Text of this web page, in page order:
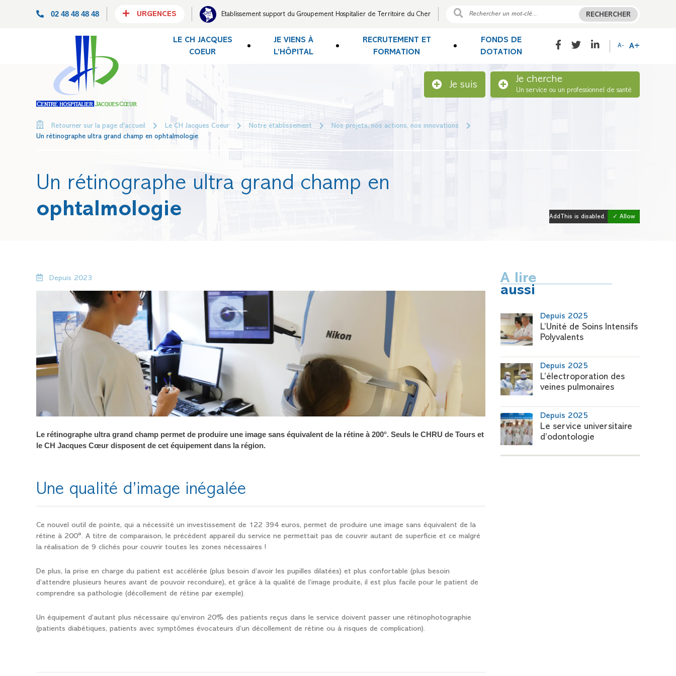
02 48 48 48 48 URGENCES Etablissement support du Groupement Hospitalier de Territoire du Cher RECHERCHER
LE CH JACQUES
COEUR
JE VIENS À
L’HÔPITAL
RECRUTEMENT ET
FORMATION
FONDS DE
DOTATION
A- A+
Je suis
Je cherche
Un service ou un professionnel de santé
Retourner sur la page d'accueil Le CH Jacques Coeur Notre établissement
Nos projets, nos actions, nos innovations
Un rétinographe ultra grand champ en ophtalmologie
Un rétinographe ultra grand champ en
ophtalmologie
AddThis is disabled. ✓ Allow
Depuis 2023
Le rétinographe ultra grand champ permet de produire une image sans équivalent de la rétine à 200°. Seuls le CHRU de Tours et
le CH Jacques Cœur disposent de cet équipement dans la région.
Une qualité d’image inégalée
Ce nouvel outil de pointe, qui a nécessité un investissement de 122 394 euros, permet de produire une image sans équivalent de la
rétine à 200°. A titre de comparaison, le précédent appareil du service ne permettait pas de couvrir autant de superficie et ce malgré
la réalisation de 9 clichés pour couvrir toutes les zones nécessaires !
De plus, la prise en charge du patient est accélérée (plus besoin d’avoir les pupilles dilatées) et plus confortable (plus besoin
d’attendre plusieurs heures avant de pouvoir reconduire), et grâce à la qualité de l’image produite, il est plus facile pour le patient de
comprendre sa pathologie (décollement de rétine par exemple).
Un équipement d’autant plus nécessaire qu’environ 20% des patients reçus dans le service doivent passer une rétinophotographie
(patients diabétiques, patients avec symptômes évocateurs d’un décollement de rétine ou à risques de complication).
A lire
aussi
Depuis 2025
L’Unité de Soins Intensifs
Polyvalents
Depuis 2025
L’électroporation des
veines pulmonaires
Depuis 2025
Le service universitaire
d’odontologie